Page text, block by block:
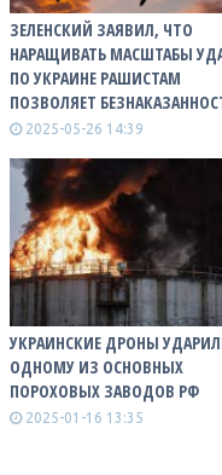
ЗЕЛЕНСКИЙ ЗАЯВИЛ, ЧТО
НАРАЩИВАТЬ МАСШТАБЫ
ПО УКРАИНЕ РАШИСТАМ
ПОЗВОЛЯЕТ
2025-05-26 14:39
УКРАИНСКИЕ ДРОНЫ
ОДНОМУ ИЗ ОСНОВНЫХ
ПОРОХОВЫХ ЗАВОДОВ РФ
2025-01-16 13:35